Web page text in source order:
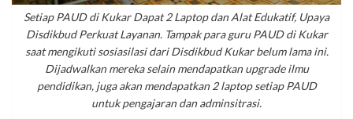
Setiap PAUD di Kukar Dapat 2 Laptop dan Alat Edukatif, Upaya
Disdikbud Perkuat Layanan. Tampak para guru PAUD di Kukar
saat mengikuti sosiasilasi dari Disdikbud Kukar belum lama ini.
Dijadwalkan mereka selain mendapatkan upgrade ilmu
pendidikan, juga akan mendapatkan 2 laptop setiap PAUD
untuk pengajaran dan adminsitrasi.